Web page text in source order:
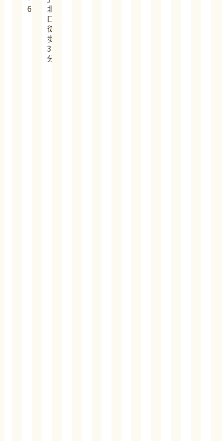
6
北
口
徒
歩
3
分